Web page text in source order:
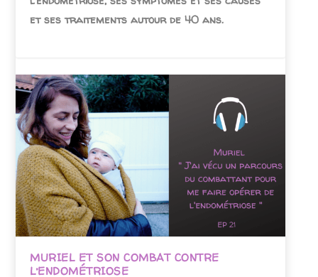
et ses traitements autour de 40 ans.
MURIEL ET SON COMBAT CONTRE
L’ENDOMÉTRIOSE